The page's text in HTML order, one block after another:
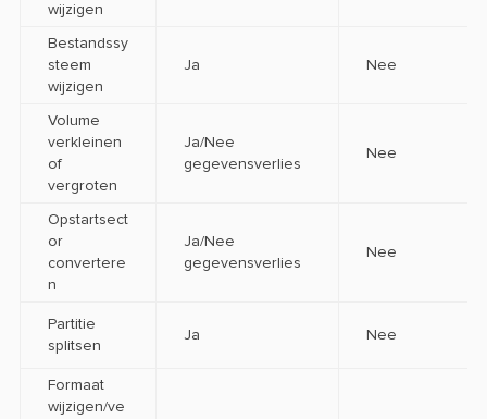
wijzigen
Bestandssy
steem
wijzigen
Ja Nee
Volume
verkleinen
of
vergroten
Ja/Nee
gegevensverlies
Nee
Opstartsect
or
convertere
n
Ja/Nee
gegevensverlies
Nee
Partitie
splitsen
Ja Nee
Formaat
wijzigen/ve